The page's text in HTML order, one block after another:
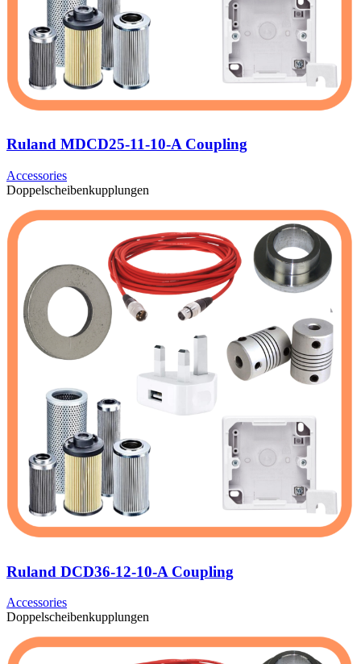
Ruland MDCD25-11-10-A Coupling
Accessories
Doppelscheibenkupplungen
Ruland DCD36-12-10-A Coupling
Accessories
Doppelscheibenkupplungen